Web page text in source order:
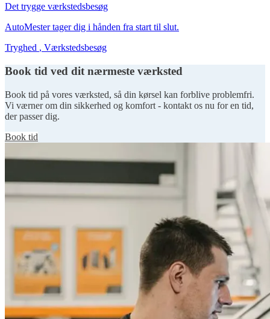
Det trygge værkstedsbesøg
AutoMester tager dig i hånden fra start til slut.
Tryghed , Værkstedsbesøg
Book tid ved dit nærmeste værksted
Book tid på vores værksted, så din kørsel kan forblive problemfri.
Vi værner om din sikkerhed og komfort - kontakt os nu for en tid,
der passer dig.
Book tid